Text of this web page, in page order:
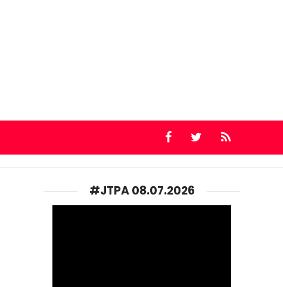
#JTPA 08.07.2026